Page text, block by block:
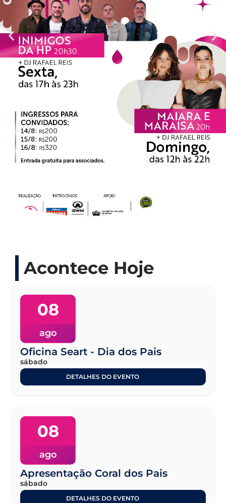
Acontece Hoje
08
ago
Oficina Seart - Dia dos Pais
sábado
DETALHES DO EVENTO
08
ago
Apresentação Coral dos Pais
sábado
DETALHES DO EVENTO